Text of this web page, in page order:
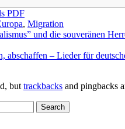
PDF
, Migration
und die souveränen
abschaffen – Lieder für
but trackbacks and pingbacks